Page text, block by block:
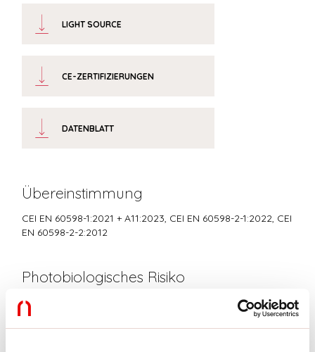
LIGHT SOURCE
CE-ZERTIFIZIERUNGEN
DATENBLATT
Übereinstimmung
CEI EN 60598-1:2021 + A11:2023, CEI EN 60598-2-1:2022, CEI
EN 60598-2-2:2012
Photobiologisches Risiko